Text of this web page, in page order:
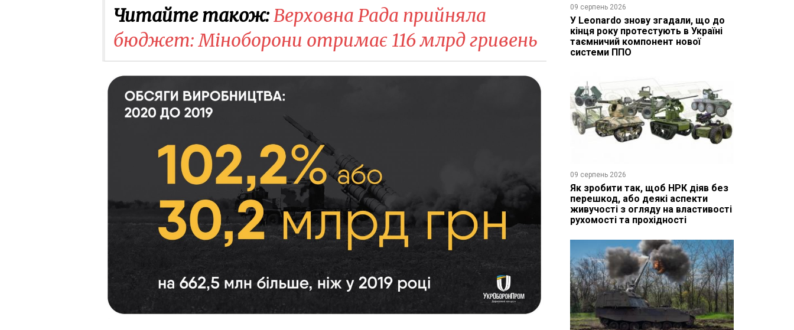
Читайте також:Верховна Рада прийняла
бюджет: Міноборони отримає 116 млрд гривень
09 серпень 2026
У Leonardo знову згадали, що до
кінця року протестують в Україні
таємничий компонент нової
системи ППО
09 серпень 2026
Як зробити так, щоб НРК діяв без
перешкод, або деякі аспекти
живучості з огляду на властивості
рухомості та прохідності